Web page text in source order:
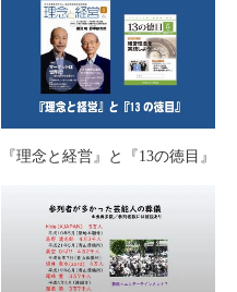
『理念と経営』と『13の徳目』